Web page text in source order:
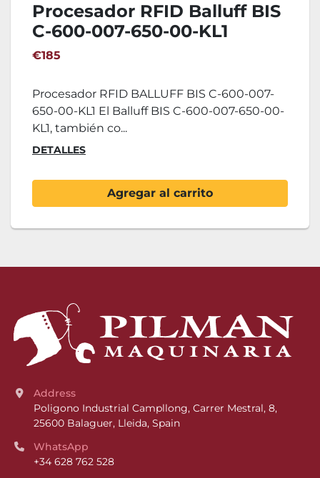
Procesador RFID Balluff BIS
C-600-007-650-00-KL1
€185
Procesador RFID BALLUFF BIS C-600-007-
650-00-KL1 El Balluff BIS C-600-007-650-00-
KL1, también co...
DETALLES
Agregar al carrito
Address
Poligono Industrial Campllong, Carrer Mestral, 8,
25600 Balaguer, Lleida, Spain
WhatsApp
+34 628 762 528